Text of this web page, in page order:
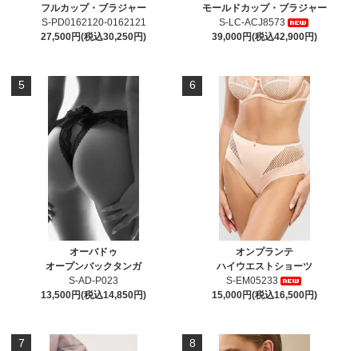
フルカップ・ブラジャー
S-PD0162120-0162121
27,500円(税込30,250円)
モールドカップ・ブラジャー
S-LC-ACJ8573
39,000円(税込42,900円)
5
オーバドゥ
オープンバックタンガ
S-AD-P023
13,500円(税込14,850円)
6
オンプランテ
ハイウエストショーツ
S-EM05233
15,000円(税込16,500円)
7 8